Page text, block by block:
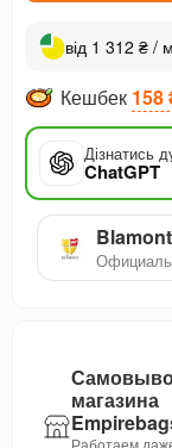
від 1 312 ₴ /
Кешбек 158
Дізнатись
ChatGPT
Blamont
магазина